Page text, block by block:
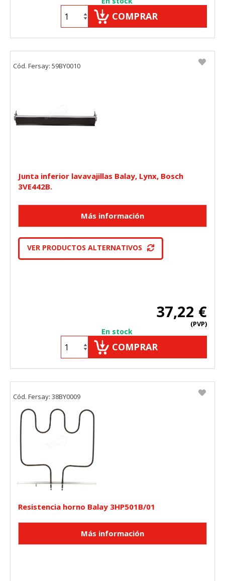
COMPRAR
Junta inferior lavavajillas Balay, Lynx, Bosch
3VE442B.
VER PRODUCTOS ALTERNATIVOS
37,22 €
(PVP)
En stock
COMPRAR
Cód. Fersay: 59BY0010
Resistencia horno Balay 3HP501B/01
Cód. Fersay: 38BY0009